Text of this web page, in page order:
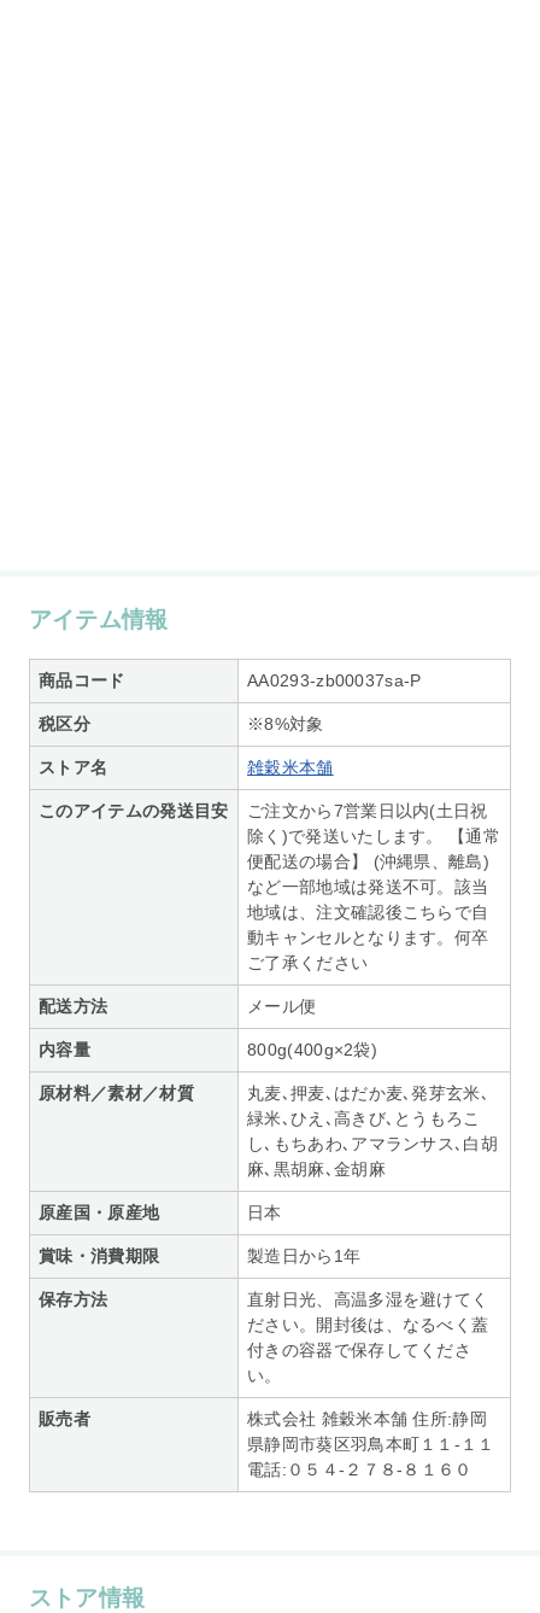
アイテム情報
商品コード AA0293-zb00037sa-P
税区分 ※8%対象
ストア名 雑穀米本舗
このアイテムの発送目安
ご注文から7営業日以内(土日祝
除く)で発送いたします。 【通常
便配送の場合】 (沖縄県、離島)
など一部地域は発送不可。該当
地域は、注文確認後こちらで自
動キャンセルとなります。何卒
ご了承ください
配送方法 メール便
内容量 800g(400g×2袋)
原材料／素材／材質
丸麦､押麦､はだか麦､発芽玄米､
緑米､ひえ､高きび､とうもろこ
し､もちあわ､アマランサス､白胡
麻､黒胡麻､金胡麻
原産国・原産地 日本
賞味・消費期限 製造日から1年
保存方法
直射日光、高温多湿を避けてく
ださい。開封後は、なるべく蓋
付きの容器で保存してくださ
い。
販売者
株式会社 雑穀米本舗 住所:静岡
県静岡市葵区羽鳥本町１１-１１
電話:０５４-２７８-８１６０
ストア情報